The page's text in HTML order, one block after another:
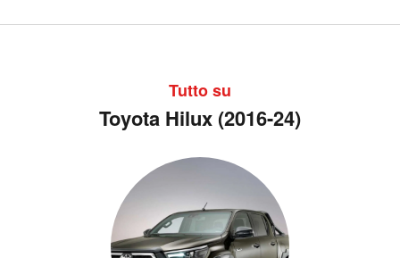
Tutto su
Toyota Hilux (2016-24)